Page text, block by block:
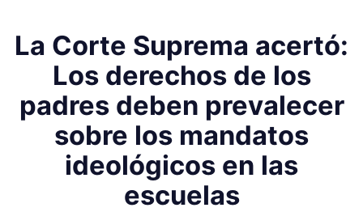
La Corte Suprema acertó:
Los derechos de los
padres deben prevalecer
sobre los mandatos
ideológicos en las
escuelas